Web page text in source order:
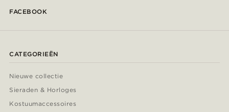
FACEBOOK
CATEGORIEËN
Nieuwe collectie
Sieraden & Horloges
Kostuumaccessoires